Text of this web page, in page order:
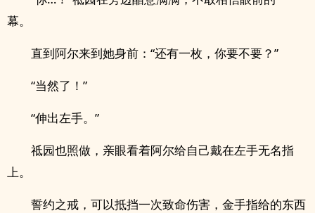
幕。
直到阿尔来到她身前：“还有一枚，你要不要？”
“当然了！”
“伸出左手。”
祗园也照做，亲眼看着阿尔给自己戴在左手无名指
上。
誓约之戒，可以抵挡一次致命伤害，金手指给的东西